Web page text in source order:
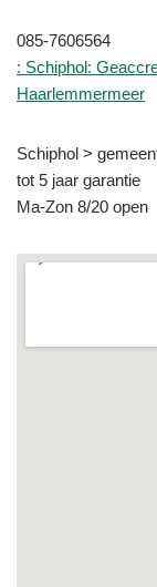
085-7606564
: Schiphol:
Haarlemmermeer
Schiphol >
tot 5 jaar garantie
Ma-Zon 8/20 open